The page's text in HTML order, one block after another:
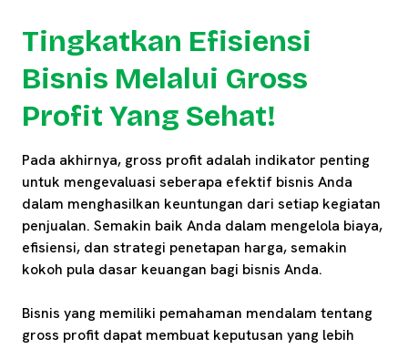
Tingkatkan Efisiensi
Bisnis Melalui Gross
Profit Yang Sehat!
Pada akhirnya, gross profit adalah indikator penting
untuk mengevaluasi seberapa efektif bisnis Anda
dalam menghasilkan keuntungan dari setiap kegiatan
penjualan. Semakin baik Anda dalam mengelola biaya,
efisiensi, dan strategi penetapan harga, semakin
kokoh pula dasar keuangan bagi bisnis Anda.
Bisnis yang memiliki pemahaman mendalam tentang
gross profit dapat membuat keputusan yang lebih